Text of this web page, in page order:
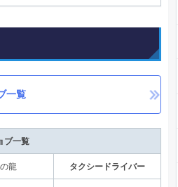
一覧
ブ一覧
龍 タクシードライバー